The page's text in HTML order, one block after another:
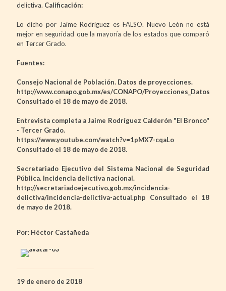
delictiva. Calificación:
Lo dicho por Jaime Rodríguez es FALSO. Nuevo León no está
mejor en seguridad que la mayoría de los estados que comparó
en Tercer Grado.
Fuentes:
Consejo Nacional de Población. Datos de proyecciones.
http://www.conapo.gob.mx/es/CONAPO/Proyecciones_Datos
Consultado el 18 de mayo de 2018.
Entrevista completa a Jaime Rodríguez Calderón "El Bronco"
- Tercer Grado.
https://www.youtube.com/watch?v=1pMX7-cqaLo
Consultado el 18 de mayo de 2018.
Secretariado Ejecutivo del Sistema Nacional de Seguridad
Pública. Incidencia delictiva nacional.
http://secretariadoejecutivo.gob.mx/incidencia-
delictiva/incidencia-delictiva-actual.php Consultado el 18
de mayo de 2018.
Por: Héctor Castañeda
19 de enero de 2018